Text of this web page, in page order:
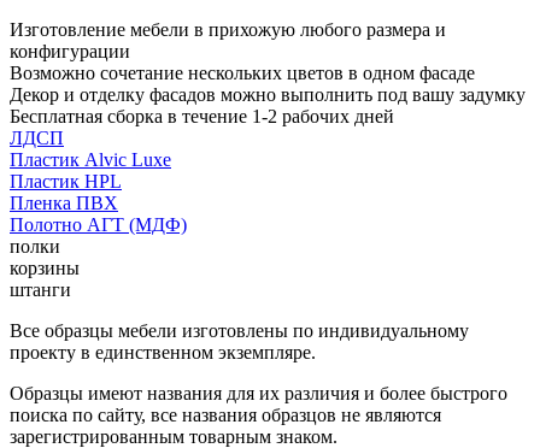
Изготовление мебели в прихожую любого размера и
конфигурации
Возможно сочетание нескольких цветов в одном фасаде
Декор и отделку фасадов можно выполнить под вашу задумку
Бесплатная сборка в течение 1-2 рабочих дней
ЛДСП
Пластик Alvic Luxe
Пластик HPL
Пленка ПВХ
Полотно АГТ (МДФ)
полки
корзины
штанги
Все образцы мебели изготовлены по индивидуальному
проекту в единственном экземпляре.
Образцы имеют названия для их различия и более быстрого
поиска по сайту, все названия образцов не являются
зарегистрированным товарным знаком.